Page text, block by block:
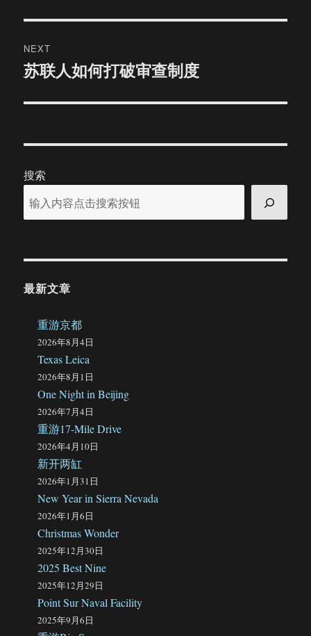
NEXT
Next
苏联人如何打破审查制度
搜索
最新文章
重游京都
2026年8月4日
Texas Leica
2026年8月1日
One Night in Beijing
2026年7月4日
重游17-Mile Drive
2026年4月10日
新开两缸
2026年1月31日
New Year in Sierra Nevada
2026年1月6日
Christmas Wonder
2025年12月30日
2025 Best Nine
2025年12月29日
Point Sur Naval Facility
2025年9月6日